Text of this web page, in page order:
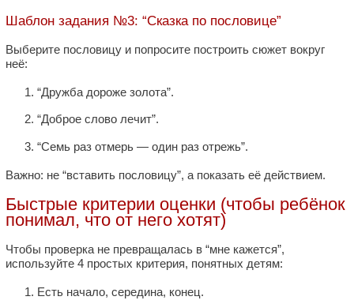
Шаблон задания №3: “Сказка по пословице”
Выберите пословицу и попросите построить сюжет вокруг
неё:
“Дружба дороже золота”.
“Доброе слово лечит”.
“Семь раз отмерь — один раз отрежь”.
Важно: не “вставить пословицу”, а показать её действием.
Быстрые критерии оценки (чтобы ребёнок
понимал, что от него хотят)
Чтобы проверка не превращалась в “мне кажется”,
используйте 4 простых критерия, понятных детям:
Есть начало, середина, конец.